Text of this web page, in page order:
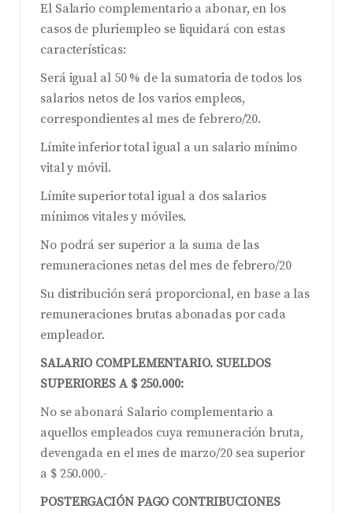
El Salario complementario a abonar, en los
casos de pluriempleo se liquidará con estas
características:
Será igual al 50 % de la sumatoria de todos los
salarios netos de los varios empleos,
correspondientes al mes de febrero/20.
Límite inferior total igual a un salario mínimo
vital y móvil.
Límite superior total igual a dos salarios
mínimos vitales y móviles.
No podrá ser superior a la suma de las
remuneraciones netas del mes de febrero/20
Su distribución será proporcional, en base a las
remuneraciones brutas abonadas por cada
empleador.
SALARIO COMPLEMENTARIO. SUELDOS
SUPERIORES A $ 250.000:
No se abonará Salario complementario a
aquellos empleados cuya remuneración bruta,
devengada en el mes de marzo/20 sea superior
a $ 250.000.-
POSTERGACIÓN PAGO CONTRIBUCIONES